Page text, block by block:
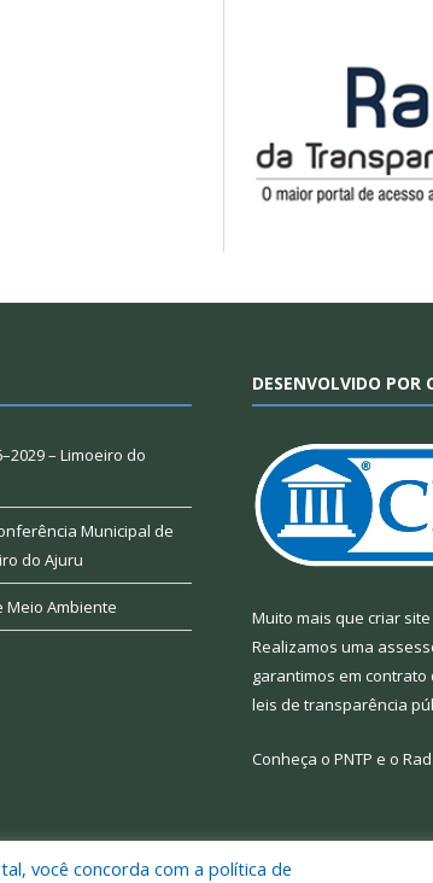
– Limoeiro do
Municipal de
do Ajuru
Meio Ambiente
DESENVOLVIDO POR
Muito mais que criar site
Realizamos uma
garantimos em
leis de transparência
Conheça o PNTP e o
você concorda com a política de